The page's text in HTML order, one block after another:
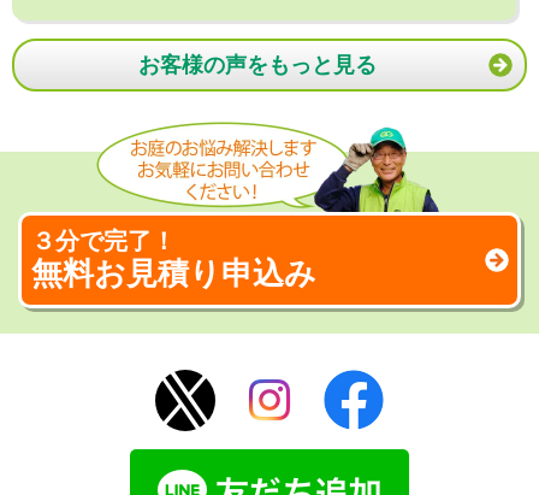
お客様の声をもっと見る
３分で完了！
無料お見積り申込み